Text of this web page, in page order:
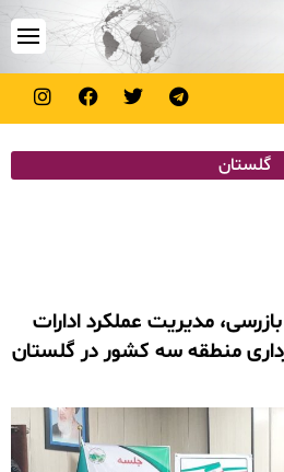
گلستان
مدیریت عملکرد ادارات
منطقه سه کشور در گلستان